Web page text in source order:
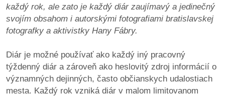
konania
stavebné
pripomienkové
konania
každý rok, ale zato je každý diár zaujímavý a jedinečný
svojím obsahom i autorskými fotografiami bratislavskej
fotografky a aktivistky Hany Fábry.
Diár je možné používať ako každý iný pracovný
týždenný diár a zároveň ako heslovitý zdroj informácií o
významných dejinných, často občianskych udalostiach
mesta. Každý rok vzniká diár v malom limitovanom